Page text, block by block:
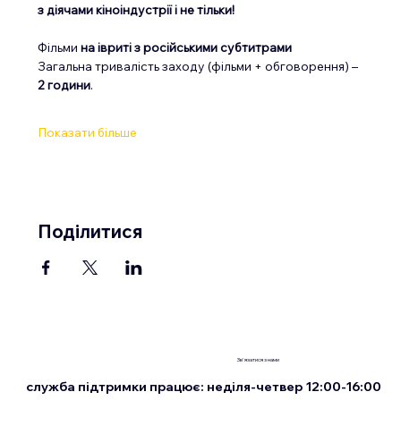
з діячами кіноіндустрії і не тільки!
Фільми на івриті з російськими субтитрами
Загальна тривалість заходу (фільми + обговорення) –
2 години.
Показати більше
Поділитися
Зв'язатися з нами
служба підтримки працює: неділя-четвер 12:00-16:00